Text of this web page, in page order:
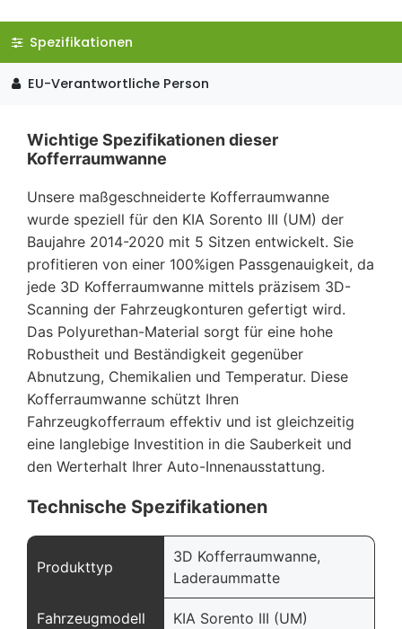
Spezifikationen
EU-Verantwortliche Person
Wichtige Spezifikationen dieser
Kofferraumwanne
Unsere maßgeschneiderte Kofferraumwanne
wurde speziell für den KIA Sorento III (UM) der
Baujahre 2014-2020 mit 5 Sitzen entwickelt. Sie
profitieren von einer 100%igen Passgenauigkeit, da
jede 3D Kofferraumwanne mittels präzisem 3D-
Scanning der Fahrzeugkonturen gefertigt wird.
Das Polyurethan-Material sorgt für eine hohe
Robustheit und Beständigkeit gegenüber
Abnutzung, Chemikalien und Temperatur. Diese
Kofferraumwanne schützt Ihren
Fahrzeugkofferraum effektiv und ist gleichzeitig
eine langlebige Investition in die Sauberkeit und
den Werterhalt Ihrer Auto-Innenausstattung.
Technische Spezifikationen
Produkttyp
3D Kofferraumwanne,
Laderaummatte
Fahrzeugmodell KIA Sorento III (UM)